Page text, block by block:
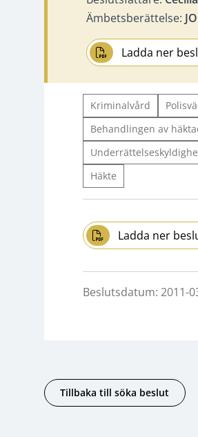
Ämbetsberättelse:
Ladda ner
Kriminalvård
Behandlingen av
Häkte
Ladda ner
Beslutsdatum: 2011-
Tillbaka till söka beslut